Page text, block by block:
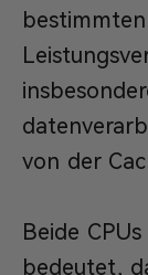
von der
Beide
bedeutet,